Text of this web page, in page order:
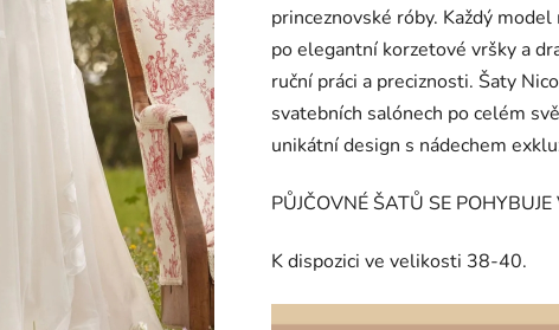
princeznovské róby. Každý
po elegantní korzetové vršky a
ruční práci a preciznosti. Šaty
svatebních salónech po celém
unikátní design s nádechem
PŮJČOVNÉ ŠATŮ SE
K dispozici ve velikosti 38-40.